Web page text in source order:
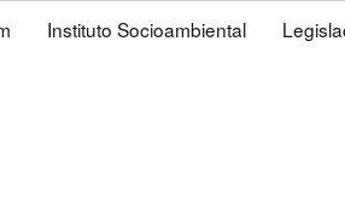
Instituto Socioambiental